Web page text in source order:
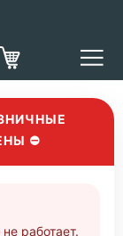
⛔
работает.